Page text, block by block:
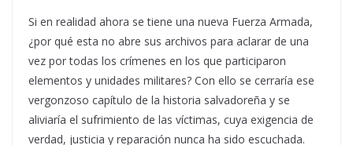
Si en realidad ahora se tiene una nueva Fuerza Armada,
¿por qué esta no abre sus archivos para aclarar de una
vez por todas los crímenes en los que participaron
elementos y unidades militares? Con ello se cerraría ese
vergonzoso capítulo de la historia salvadoreña y se
aliviaría el sufrimiento de las víctimas, cuya exigencia de
verdad, justicia y reparación nunca ha sido escuchada.